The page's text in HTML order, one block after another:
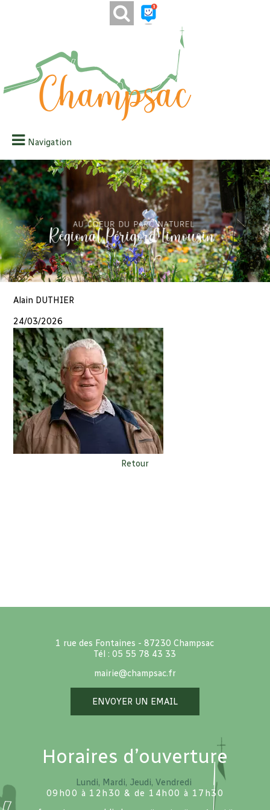
Navigation
Alain DUTHIER
24/03/2026
Retour
1 rue des Fontaines - 87230 Champsac
Tél : 05 55 78 43 33
mairie@champsac.fr
ENVOYER UN EMAIL
Horaires d’ouverture
Lundi, Mardi, Jeudi, Vendredi
09h00 à 12h30 & de 14h00 à 17h30